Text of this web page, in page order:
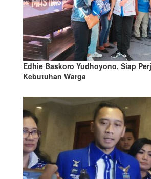
Edhie Baskoro Yudhoyono, Siap
Kebutuhan Warga